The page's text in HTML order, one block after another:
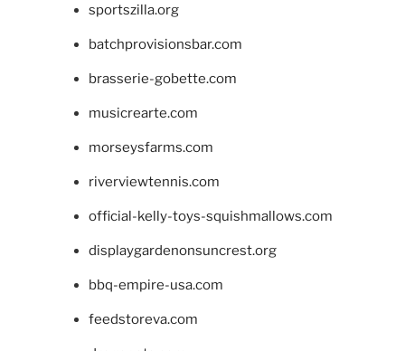
sportszilla.org
batchprovisionsbar.com
brasserie-gobette.com
musicrearte.com
morseysfarms.com
riverviewtennis.com
official-kelly-toys-squishmallows.com
displaygardenonsuncrest.org
bbq-empire-usa.com
feedstoreva.com